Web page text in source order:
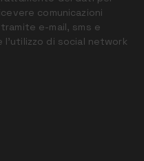
comunicazioni
e-mail, sms e
di social network